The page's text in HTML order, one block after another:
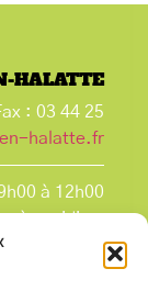
HALATTE
: 03 44 25
halatte.fr
à 12h00
midi au
vendredi,
à 12h00.